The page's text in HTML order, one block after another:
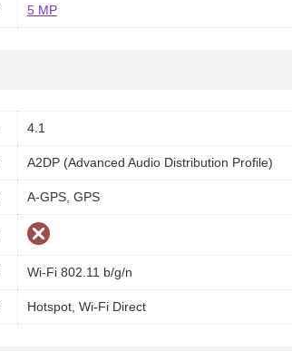
5 MP
4.1
A2DP (Advanced Audio Distribution Profile)
A-GPS, GPS
Wi-Fi 802.11 b/g/n
Hotspot, Wi-Fi Direct